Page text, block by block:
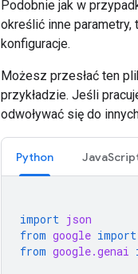
Podobnie jak w
określić inne
konfiguracje.
Możesz przesłać ten
przykładzie. Jeśli
odwoływać się do
Python
import json
from google import
from google.genai